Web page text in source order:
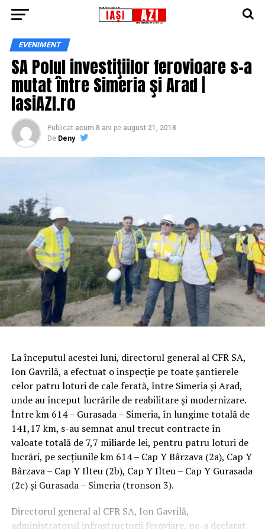
EVENIMENT
SA Polul investiţiilor ferovioare s-a
mutat între Simeria şi Arad |
IasiAZI.ro
Publicat acum 8 ani pe august 21, 2018
De Deny
La începutul acestei luni, directorul general al CFR SA,
Ion Gavrilă, a efectuat o inspecţie pe toate şantierele
celor patru loturi de cale ferată, între Simeria şi Arad,
unde au început lucrările de reabilitare şi modernizare.
Între km 614 – Gurasada – Simeria, în lungime totală de
141,17 km, s-au semnat anul trecut contracte în
valoate totală de 7,7 miliarde lei, pentru patru loturi de
lucrări, pe secţiunile km 614 – Cap Y Bârzava (2a), Cap Y
Bârzava – Cap Y Ilteu (2b), Cap Y Ilteu – Cap Y Gurasada
(2c) şi Gurasada – Simeria (tronson 3).
Directorul general al CFR SA, Ion Gavrilă,
administratorul infrastructurii feroviare, ne-a declarat